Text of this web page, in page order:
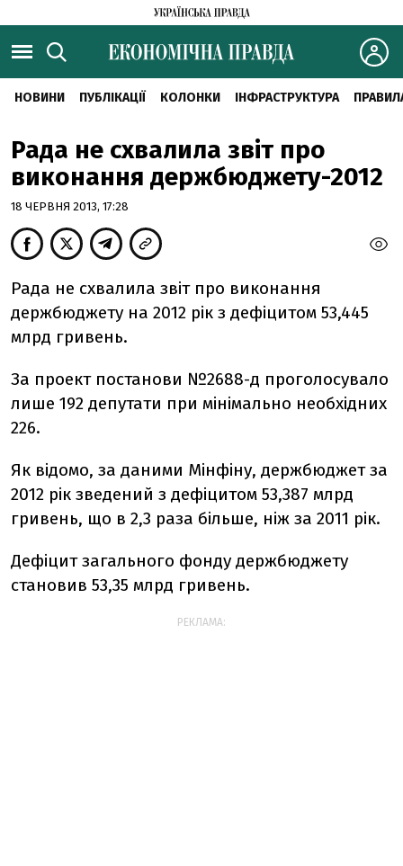
НОВИНИ ПУБЛІКАЦІЇ КОЛОНКИ ІНФРАСТРУКТУРА
Рада не схвалила звіт про
виконання держбюджету-2012
18 ЧЕРВНЯ 2013, 17:28
Рада не схвалила звіт про виконання
держбюджету на 2012 рік з дефіцитом 53,445
млрд гривень.
За проект постанови №2688-д проголосувало
лише 192 депутати при мінімально необхідних
226.
Як відомо, за даними Мінфіну, держбюджет за
2012 рік зведений з дефіцитом 53,387 млрд
гривень, що в 2,3 раза більше, ніж за 2011 рік.
Дефіцит загального фонду держбюджету
становив 53,35 млрд гривень.
РЕКЛАМА: